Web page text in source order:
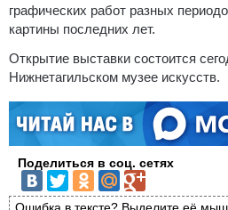
графических работ разных
картины последних лет.
Открытие выставки состоится
Нижнетагильском музее искусств.
Поделиться в соц. сетях